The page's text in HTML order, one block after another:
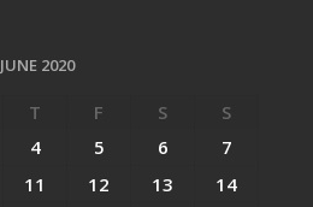
JUNE 2020
T F S
S
4 5 6
7
11 12 13
14